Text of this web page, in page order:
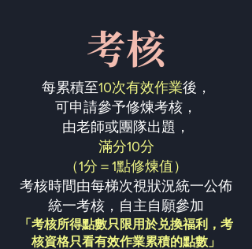
考核
每累積至10次有效作業後，
可申請參予修煉考核，
由老師或團隊出題，
滿分10分
（1分＝1點修煉值）
考核時間由每梯次視狀況統一公佈
統一考核，自主自願參加
「考核所得點數只限用於兑換福利， 考
核資格只看有效作業累積的點數」